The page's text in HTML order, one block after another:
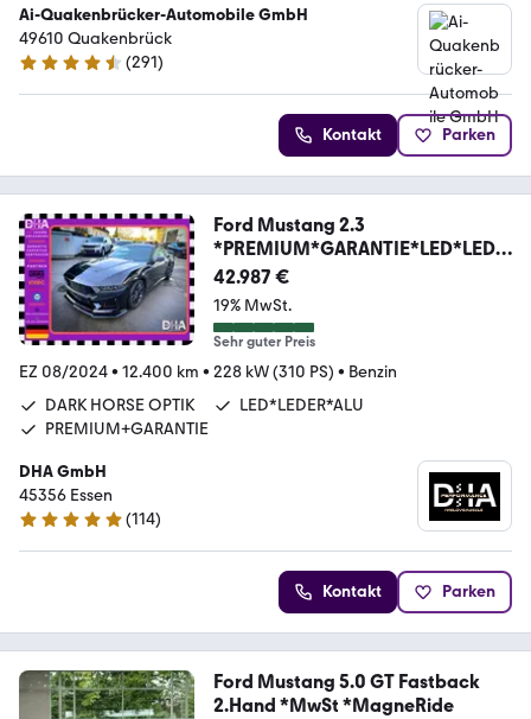
Ai-Quakenbrücker-Automobile GmbH
49610 Quakenbrück
4.6 Sterne
(291)
Kontakt Parken
Ford Mustang 2.3
*PREMIUM*GARANTIE*LED*LEDE
R*VIRTUAL*
42.987 €
19% MwSt.
Sehr guter Preis
EZ 08/2024• 12.400 km • 228 kW (310 PS) • Benzin
DARK HORSE OPTIK
LED*LEDER*ALU
PREMIUM+GARANTIE
DHA GmbH
45356 Essen
4.8 Sterne
(114)
Kontakt Parken
Ford Mustang 5.0 GT Fastback
2.Hand *MwSt *MagneRide